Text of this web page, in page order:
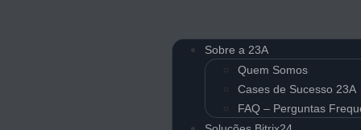
Sobre a 23A
Quem Somos
Cases de Sucesso 23A
FAQ – Perguntas